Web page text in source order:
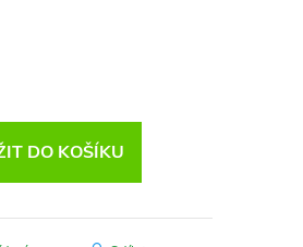
DO KOŠÍKU